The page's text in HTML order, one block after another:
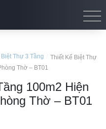
Biệt Thự 3 Tầng
Thiết Kế Biệt Thự
Thờ – BT01
100m2 Hiện
Thờ – BT01